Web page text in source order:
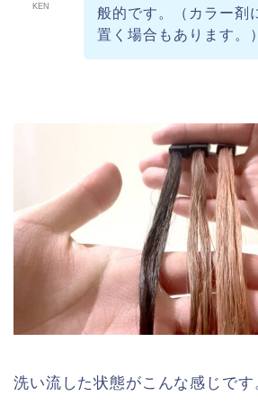
KEN
般的です。（カラー剤
置く場合もあります。）
洗い流した状態がこんな感じです